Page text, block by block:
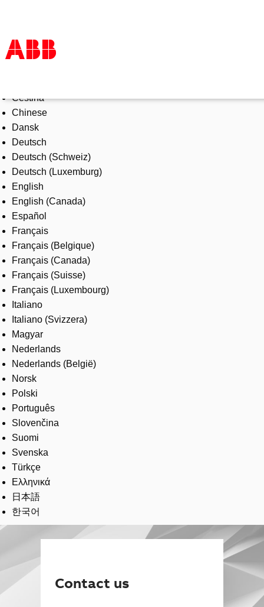
Products & Solutions
Industries
Services
About us
Where to buy
Contact us
Careers
Čeština
Chinese
Dansk
Deutsch
Deutsch (Schweiz)
Deutsch (Luxemburg)
English
English (Canada)
Español
Français
Français (Belgique)
Français (Canada)
Français (Suisse)
Français (Luxembourg)
Italiano
Italiano (Svizzera)
Magyar
Nederlands
Nederlands (België)
Norsk
Polski
Português
Slovenčina
Suomi
Svenska
Türkçe
Ελληνικά
日本語
한국어
Contact us